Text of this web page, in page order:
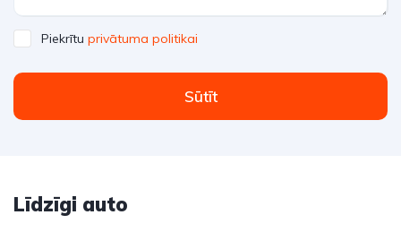
Piekrītu privātuma politikai
Sūtīt
Līdzīgi auto